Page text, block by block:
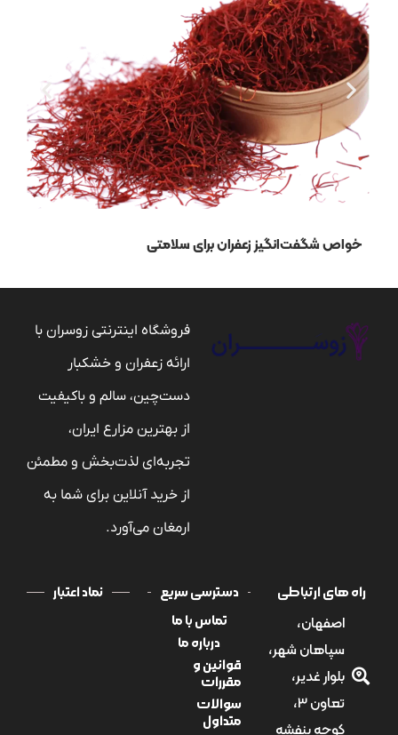
خواص شگفت‌انگیز زعفران برای سلامتی
فروشگاه اینترنتی زوسران با
ارائه زعفران و خشکبار
دست‌چین، سالم و باکیفیت
از بهترین مزارع ایران،
تجربه‌ای لذت‌بخش و مطمئن
از خرید آنلاین برای شما به
ارمغان می‌آورد.
راه های ارتباطی
اصفهان،
سپاهان شهر،
بلوار غدیر،
تعاون 3،
کوچه بنفشه
دسترسی سریع
تماس با ما
درباره ما
قوانین و
مقررات
سوالات
متداول
نماد اعتبار